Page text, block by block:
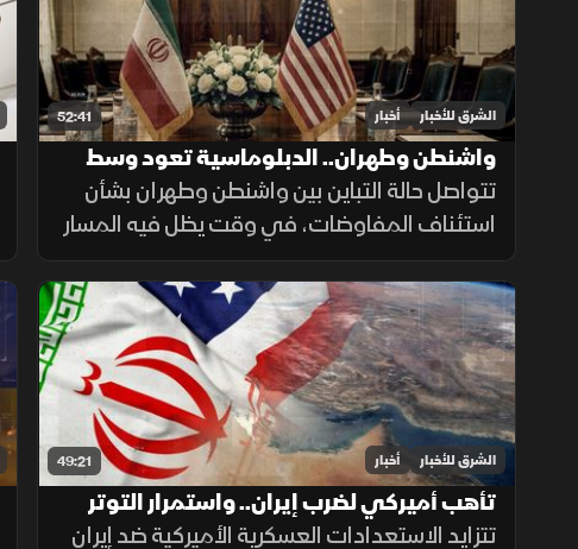
52:41 الشرق للأخبار أخبار
واشنطن وطهران.. الدبلوماسية تعود وسط
التصعيد
تتواصل حالة التباين بين واشنطن وطهران بشأن
استئناف المفاوضات، في وقت يظل فيه المسار
الدبلوماسي مطروحاً بالتزامن مع استمرار
التصعيد العسكري.
49:21 الشرق للأخبار أخبار
تأهب أميركي لضرب إيران.. واستمرار التوتر
بمضيق هرمز
تتزايد الاستعدادات العسكرية الأميركية ضد إيران